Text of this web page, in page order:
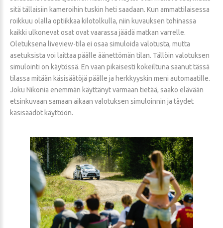
sitä tällaisiin kameroihin tuskin heti saadaan. Kun ammattilaisessa
roikkuu olalla optiikkaa kilotolkulla, niin kuvauksen tohinassa
kaikki ulkonevat osat ovat vaarassa jäädä matkan varrelle.
Oletuksena liveview-tila ei osaa simuloida valotusta, mutta
asetuksista voi laittaa päälle äänettömän tilan. Tällöin valotuksen
simulointi on käytössä. En vaan pikaisesti kokeiltuna saanut tässä
tilassa mitään käsisäätöjä päälle ja herkkyyskin meni automaatille.
Joku Nikonia enemmän käyttänyt varmaan tietää, saako elävään
etsinkuvaan samaan aikaan valotuksen simuloinnin ja täydet
käsisäädöt käyttöön.